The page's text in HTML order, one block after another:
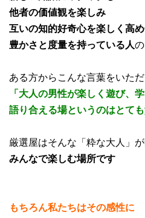
他者の価値観を楽しみ
互いの知的好奇心を楽しく高
豊かさと度量を持っている人
ある方からこんな言葉をいただ
「大人の男性が楽しく遊び、学
語り合える場というのはとても
厳選屋はそんな「粋な大人」
みんなで楽しむ場所です
もちろん私たちはその感性に